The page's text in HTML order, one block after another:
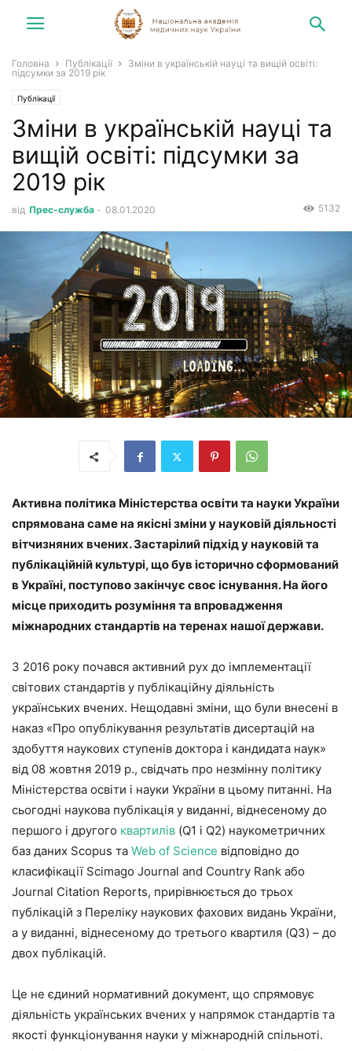
Головна Публікації
Зміни в українській науці та вищій освіті:
підсумки за 2019 рік
Публікації
Зміни в українській науці та
вищій освіті: підсумки за
2019 рік
від Прес-служба - 08.01.2020 5132
Активна політика Міністерства освіти та науки України
спрямована саме на якісні зміни у науковій діяльності
вітчизняних вчених. Застарілий підхід у науковій та
публікаційній культурі, що був історично сформований
в Україні, поступово закінчує своє існування. На його
місце приходить розуміння та впровадження
міжнародних стандартів на теренах нашої держави.​​​​​​​
З 2016 року почався активний рух до імплементації
світових стандартів у публікаційну діяльність
українських вчених. Нещодавні зміни, що були внесені в
наказ «Про опублікування результатів дисертацій на
здобуття наукових ступенів доктора і кандидата наук»
від 08 жовтня 2019 р., свідчать про незмінну політику
Міністерства освіти і науки України в цьому питанні. На
сьогодні наукова публікація у виданні, віднесеному до
першого і другого квартилів (Q1 і Q2) наукометричних
баз даних Scopus та Web of Science відповідно до
класифікації Scimago Journal and Country Rank або
Journal Citation Reports, прирівнюється до трьох
публікацій з Переліку наукових фахових видань України,
а у виданні, віднесеному до третього квартиля (Q3) – до
двох публікацій.
Це не єдиний нормативний документ, що спрямовує
діяльність українських вчених у напрямок стандартів та
якості функціонування науки у міжнародній спільноті.